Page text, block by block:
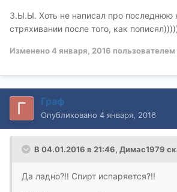
З.Ы.Ы. Хоть не написал про последнюю
стряхивании после того, как
Изменено4 января, 2016
Граф
Опубликовано 4 января, 2016
В 04.01.2016 в 21:46, Димас1979
Да ладно?!! Спирт испаряется?!!